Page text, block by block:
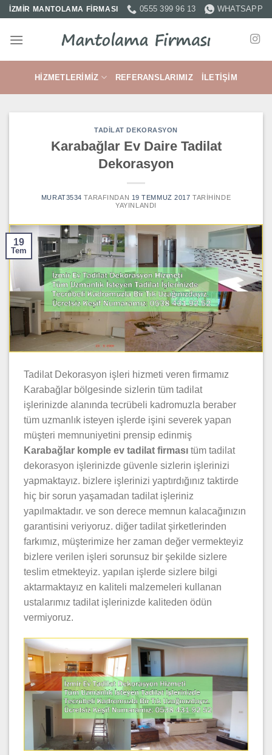
İçeriğe
İZMİR MANTOLAMA FİRMASI 0555 399 96 13 WHATSAPP
HIZMETLERIMIZ REFERANSLARIMIZ İLETIŞIM
TADILAT DEKORASYON
Karabağlar Ev Daire Tadilat
Dekorasyon
MURAT3534 TARAFINDAN 19 TEMMUZ 2017 TARIHINDE
YAYINLANDI
19
Tem
Tadilat Dekorasyon işleri hizmeti veren firmamız
Karabağlar bölgesinde sizlerin tüm tadilat
işlerinizde alanında tecrübeli kadromuzla beraber
tüm uzmanlık isteyen işlerde işini severek yapan
müşteri memnuniyetini prensip edinmiş
Karabağlar komple ev tadilat firması tüm tadilat
dekorasyon işlerinizde güvenle sizlerin işlerinizi
yapmaktayız. bizlere işlerinizi yaptırdığınız taktirde
hiç bir sorun yaşamadan tadilat işleriniz
yapılmaktadır. ve son derece memnun kalacağınızın
garantisini veriyoruz. diğer tadilat şirketlerinden
farkımız, müşterimize her zaman değer vermekteyiz
bizlere verilen işleri sorunsuz bir şekilde sizlere
teslim etmekteyiz. yapılan işlerde sizlere bilgi
aktarmaktayız en kaliteli malzemeleri kullanan
ustalarımız tadilat işlerinizde kaliteden ödün
vermiyoruz.